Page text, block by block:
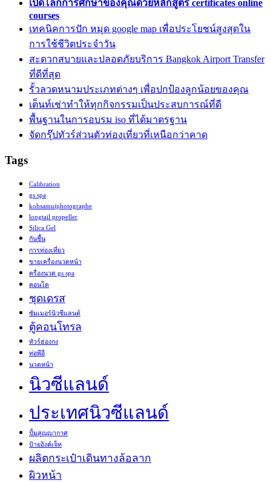
เปิดโลกการศึกษาของคุณด้วยหลักสูตร certificates online
courses
เทคนิคการปัก หมุด google map เพื่อประโยชน์สูงสุดใน
การใช้ชีวิตประจำวัน
สะดวกสบายและปลอดภัยบริการ Bangkok Airport Transfer
ที่ดีที่สุด
รั้วลวดหนามประเภทต่างๆ เพื่อปกป้องลูกน้อยของคุณ
เต็นท์เช่าทำให้ทุกกิจกรรมเป็นประสบการณ์ที่ดี
พื้นฐานในการอบรม iso ที่ได้มาตรฐาน
จัดกรุ๊ปทัวร์ส่วนตัวท่องเที่ยวที่เหนือกว่าคาด
Tags
Calibration
gs spa
kohsamuiphotographe
longtail propeller
Silica Gel
กันชื้น
การท่องเที่ยว
ขายเครื่องนวดหน้า
ครื่องนวด gs spa
คอนโด
ชุดเดรส
ซัมเมอร์นิวซีแลนด์
ตู้คอนโทรล
ทัวร์ฮ่องกง
ท่อพีอี
นวดหน้า
นิวซีแลนด์
ประเทศนิวซีแลนด์
ปั้มสูญญากาศ
ป้ายอิงค์เจ็ท
ผลิตกระเป๋าเดินทางล้อลาก
ผิวหน้า